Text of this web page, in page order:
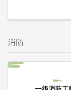
消防